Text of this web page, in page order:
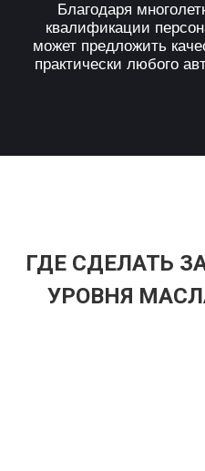
Благодаря
квалификации
может предложить
практически любого
ГДЕ СДЕЛАТЬ
УРОВНЯ